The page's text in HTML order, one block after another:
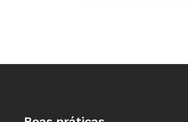
à NOVA ESCOLA, em setembro de 2006.